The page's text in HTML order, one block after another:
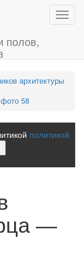
архитектуры
58
политикой
—